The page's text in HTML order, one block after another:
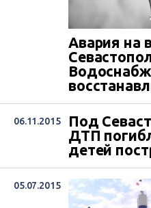
Авария на
06.11.2015
Под
ДТП
детей
05.07.2015